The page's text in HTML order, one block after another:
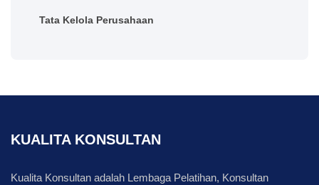
Tata Kelola Perusahaan
KUALITA KONSULTAN
Kualita Konsultan adalah Lembaga Pelatihan, Konsultan